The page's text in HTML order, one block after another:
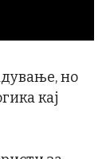
но
кај